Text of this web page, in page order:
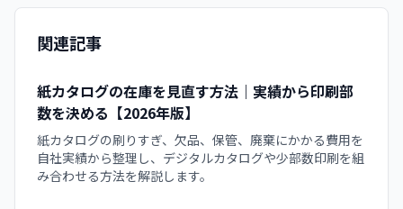
関連記事
紙カタログの在庫を見直す方法｜実績から印刷部
数を決める【2026年版】
紙カタログの刷りすぎ、欠品、保管、廃棄にかかる費用を
自社実績から整理し、デジタルカタログや少部数印刷を組
み合わせる方法を解説します。